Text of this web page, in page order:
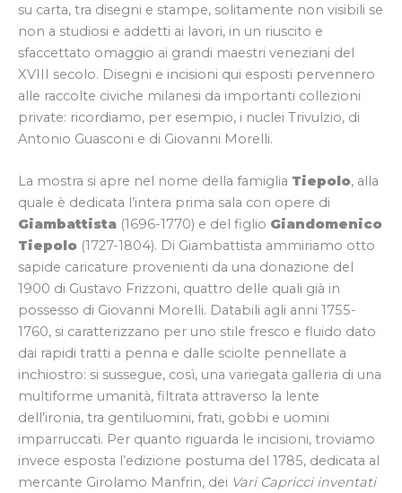
su carta, tra disegni e stampe, solitamente non visibili se
non a studiosi e addetti ai lavori, in un riuscito e
sfaccettato omaggio ai grandi maestri veneziani del
XVIII secolo. Disegni e incisioni qui esposti pervennero
alle raccolte civiche milanesi da importanti collezioni
private: ricordiamo, per esempio, i nuclei Trivulzio, di
Antonio Guasconi e di Giovanni Morelli.
La mostra si apre nel nome della famiglia Tiepolo, alla
quale è dedicata l’intera prima sala con opere di
Giambattista (1696-1770) e del figlio Giandomenico
Tiepolo (1727-1804). Di Giambattista ammiriamo otto
sapide caricature provenienti da una donazione del
1900 di Gustavo Frizzoni, quattro delle quali già in
possesso di Giovanni Morelli. Databili agli anni 1755-
1760, si caratterizzano per uno stile fresco e fluido dato
dai rapidi tratti a penna e dalle sciolte pennellate a
inchiostro: si sussegue, così, una variegata galleria di una
multiforme umanità, filtrata attraverso la lente
dell’ironia, tra gentiluomini, frati, gobbi e uomini
imparruccati. Per quanto riguarda le incisioni, troviamo
invece esposta l’edizione postuma del 1785, dedicata al
mercante Girolamo Manfrin, dei Vari Capricci inventati